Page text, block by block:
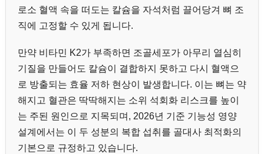
로소 혈액 속을 떠도는 칼슘을 자석처럼 끌어당겨 뼈 조
직에 고정할 수 있게 됩니다.
만약 비타민 K2가 부족하면 조골세포가 아무리 열심히
기질을 만들어도 칼슘이 결합하지 못하고 다시 혈액으
로 방출되는 효율 저하 현상이 발생합니다. 이는 뼈는 약
해지고 혈관은 딱딱해지는 소위 석회화 리스크를 높이
는 주된 원인으로 지목되며, 2026년 기준 기능성 영양
설계에서는 이 두 성분의 복합 섭취를 골대사 최적화의
기본으로 규정하고 있습니다.